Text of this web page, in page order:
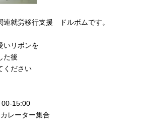
連就労移行支援 ドルボムです。
いリボンを
た後
ください
レーター集合